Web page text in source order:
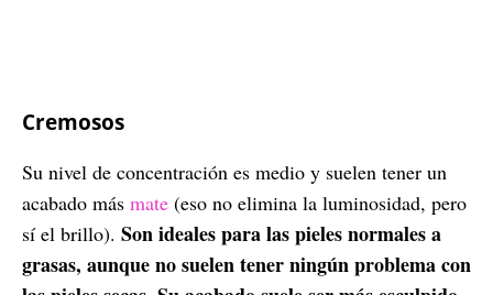
Cremosos
Su nivel de concentración es medio y suelen tener un
acabado más mate (eso no elimina la luminosidad, pero
sí el brillo). Son ideales para las pieles normales a
grasas, aunque no suelen tener ningún problema con